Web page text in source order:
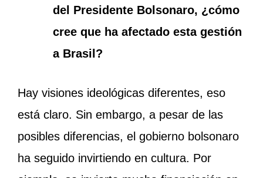
del Presidente Bolsonaro, ¿cómo
cree que ha afectado esta gestión
a Brasil?
Hay visiones ideológicas diferentes, eso
está claro. Sin embargo, a pesar de las
posibles diferencias, el gobierno bolsonaro
ha seguido invirtiendo en cultura. Por